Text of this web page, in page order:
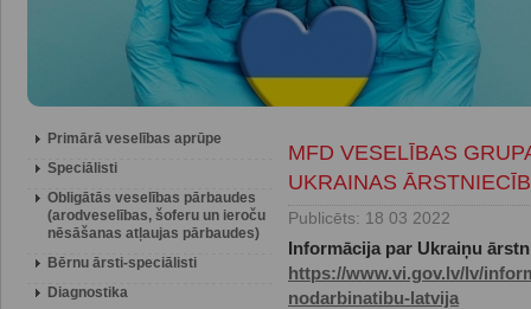
Primārā veselības aprūpe
Speciālisti
Obligātās veselības pārbaudes
(arodveselības, šoferu un ieroču
nēsāšanas atļaujas pārbaudes)
Bērnu ārsti-speciālisti
Diagnostika
MFD VESELĪBAS
UKRAINAS
Publicēts: 18 03 2022
Informācija par Ukraiņu
https://www.vi.gov.lv/lv/
nodarbinatibu-latvija